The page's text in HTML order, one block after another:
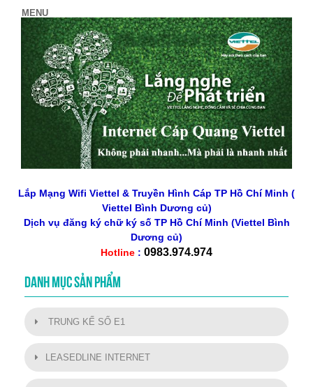
Lắp Mạng Wifi Viettel & Truyền Hình Cáp TP Hồ Chí Minh (
Viettel Bình Dương củ)
Dịch vụ đăng ký chữ ký số TP Hồ Chí Minh (Viettel Bình
Dương củ)
Hotline : 0983.974.974
DANH MỤC SẢN PHẨM
TRUNG KẾ SỐ E1
LEASEDLINE INTERNET